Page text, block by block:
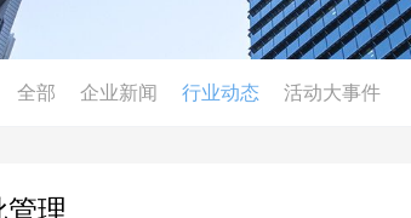
全部 企业新闻 行业动态 活动大事件
理